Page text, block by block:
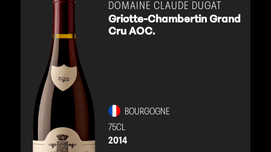
DOMAINE CLAUDE DUGAT
Griotte-Chambertin Grand
Cru AOC.
BOURGOGNE
75CL
2014